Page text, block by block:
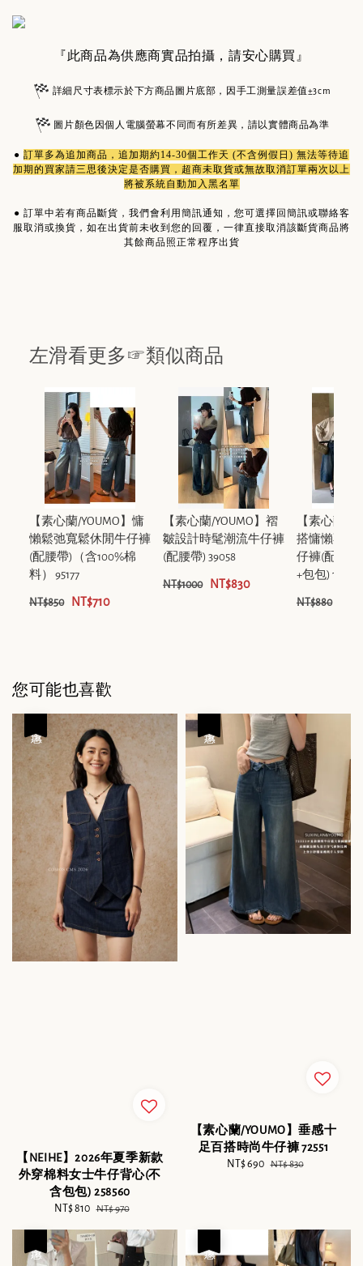
『此商品為供應商實品拍攝，請安心購買』
詳細尺寸表標示於下方商品圖片底部，因手工測量誤差值±3cm
圖片顏色因個人電腦螢幕不同而有所差異，請以實體商品為準
● 訂單多為追加商品 ，追加期約14-30個工作天 (不含例假日) 無法等待追
加期的買家請三思後決定是否購買，超商未取貨或無故取消訂單兩次以上
將被系統自動加入黑名單
● 訂單中若有商品斷貨，我們會利用簡訊通知，您可選擇回簡訊或聯絡客
服取消或換貨，如在出貨前未收到您的回覆，一律直接取消該斷貨商品將
其餘商品照正常程序出貨
左滑看更多☞類似商品
【素心蘭/YOUMO】慵
懶鬆弛寬鬆休閒牛仔褲
(配腰帶)（含100%棉
料） 95177
NT$850 NT$710
【素心蘭/YOUMO】褶
皺設計時髦潮流牛仔褲
(配腰帶) 39058
NT$1000 NT$830
【素心蘭/
搭慵懶不挑
仔褲(配腰
+包包) 17375
NT$880
您可能也喜歡
【NEIHE】2026年夏季新款
外穿棉料女士牛仔背心(不
含包包) 258560
Sale
NT$ 810 Regular
NT$ 970
【素心蘭/YOUMO】垂感十
足百搭時尚牛仔褲 72551
Sale
NT$ 690 Regular
NT$ 830